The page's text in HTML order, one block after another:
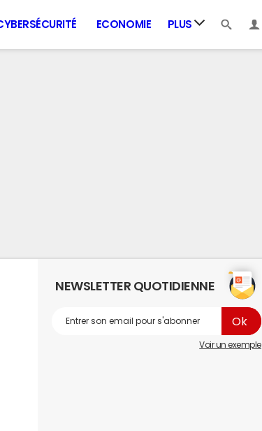
ECONOMIE PLUS
NEWSLETTER QUOTIDIENNE
Voir un exemple